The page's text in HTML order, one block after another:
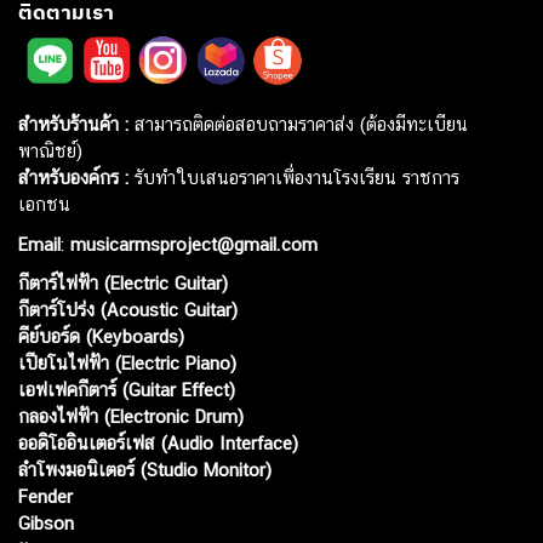
ติดตามเรา
สำหรับร้านค้า : สามารถติดต่อสอบถามราคาส่ง (ต้องมีทะเบียน
พาณิชย์)
สำหรับองค์กร : รับทำใบเสนอราคาเพื่องานโรงเรียน ราชการ
เอกชน
Email: musicarmsproject@gmail.com
กีตาร์ไฟฟ้า (Electric Guitar)
กีตาร์โปร่ง (Acoustic Guitar)
คีย์บอร์ด (Keyboards)
เปียโนไฟฟ้า (Electric Piano)
เอฟเฟคกีตาร์ (Guitar Effect)
กลองไฟฟ้า (Electronic Drum)
ออดิโออินเตอร์เฟส (Audio Interface)
ลำโพงมอนิเตอร์ (Studio Monitor)
Fender
Gibson